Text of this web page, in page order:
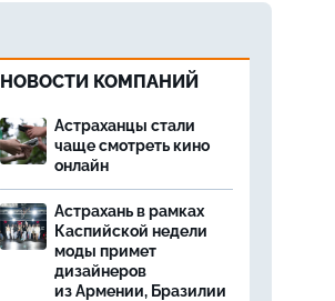
НОВОСТИ КОМПАНИЙ
Астраханцы стали
чаще смотреть кино
онлайн
Астрахань в рамках
Каспийской недели
моды примет
дизайнеров
из Армении, Бразилии